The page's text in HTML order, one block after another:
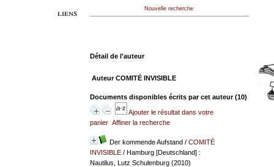
liens
Nouvelle recherche
Détail de l'auteur
Auteur COMITÉ INVISIBLE
Documents disponibles écrits par cet auteur (10)
Ajouter le résultat dans votre
panier Affiner la recherche
Der kommende Aufstand/ COMITÉ
INVISIBLE/ Hamburg [Deutschland] :
Nautilus, Lutz Schulenburg (2010)